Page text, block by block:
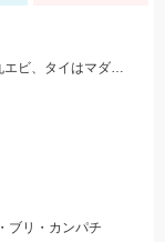
青物は活きアジメインでの釣果、シマアジは食わせ丸エビ、タイはマダイイエローが効果的でした。
ブリ・カンパチ